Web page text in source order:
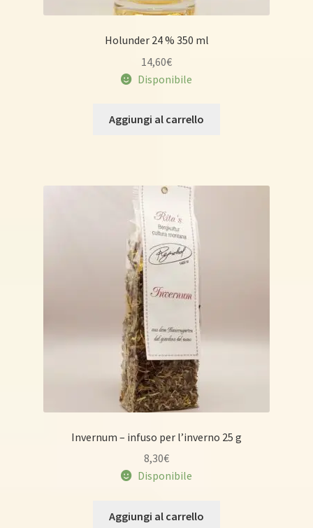
Holunder 24 % 350 ml
14,60€
Disponibile
Aggiungi al carrello
Invernum – infuso per l’inverno 25 g
8,30€
Disponibile
Aggiungi al carrello